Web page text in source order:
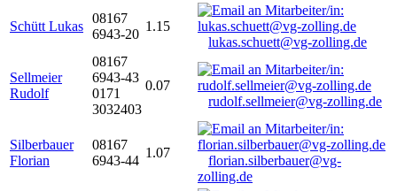
Schütt Lukas
08167
6943-20
1.15
lukas.schuett@vg-zolling.de
Sellmeier
Rudolf
08167
6943-43
0171
3032403
0.07
rudolf.sellmeier@vg-zolling.de
Silberbauer
Florian
08167
6943-44
1.07
florian.silberbauer@vg-
zolling.de